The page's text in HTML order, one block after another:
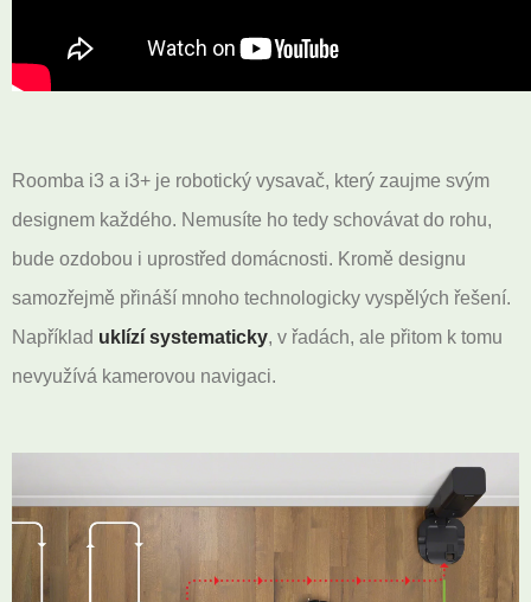
Roomba i3 a i3+ je robotický vysavač, který zaujme svým
designem každého. Nemusíte ho tedy schovávat do rohu,
bude ozdobou i uprostřed domácnosti. Kromě designu
samozřejmě přináší mnoho technologicky vyspělých řešení.
Například uklízí systematicky, v řadách, ale přitom k tomu
nevyužívá kamerovou navigaci.